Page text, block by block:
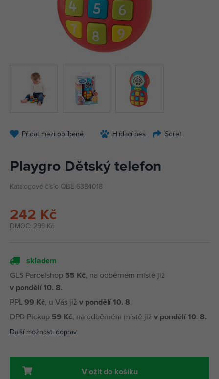
Přidat mezi oblíbené Hlídací pes Sdílet
Playgro Dětský telefon
Katalogové číslo QBE 6384018
DMOC: 299 Kč
242 Kč
skladem
GLS Parcelshop 55 Kč, na odběrném místě již
v pondělí 10. 8.
PPL99 Kč, u Vás již v pondělí 10. 8.
DPD Pickup 59 Kč, na odběrném místě již v pondělí 10. 8.
Další možnosti doprav
Vložit do košíku